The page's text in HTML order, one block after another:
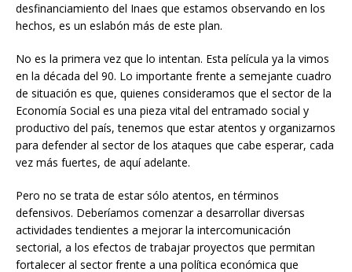
desfinanciamiento del Inaes que estamos observando en los
hechos, es un eslabón más de este plan.
No es la primera vez que lo intentan. Esta película ya la vimos
en la década del 90. Lo importante frente a semejante cuadro
de situación es que, quienes consideramos que el sector de la
Economía Social es una pieza vital del entramado social y
productivo del país, tenemos que estar atentos y organizarnos
para defender al sector de los ataques que cabe esperar, cada
vez más fuertes, de aquí adelante.
Pero no se trata de estar sólo atentos, en términos
defensivos. Deberíamos comenzar a desarrollar diversas
actividades tendientes a mejorar la intercomunicación
sectorial, a los efectos de trabajar proyectos que permitan
fortalecer al sector frente a una política económica que